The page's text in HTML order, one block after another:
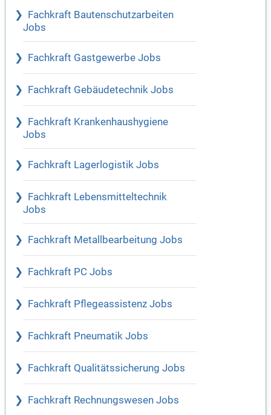
Fachkraft Bautenschutzarbeiten
Jobs
Fachkraft Gastgewerbe Jobs
Fachkraft Gebäudetechnik Jobs
Fachkraft Krankenhaushygiene
Jobs
Fachkraft Lagerlogistik Jobs
Fachkraft Lebensmitteltechnik
Jobs
Fachkraft Metallbearbeitung Jobs
Fachkraft PC Jobs
Fachkraft Pflegeassistenz Jobs
Fachkraft Pneumatik Jobs
Fachkraft Qualitätssicherung Jobs
Fachkraft Rechnungswesen Jobs